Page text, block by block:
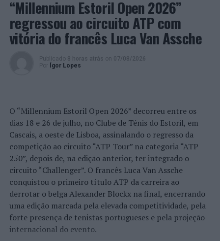
principal inovação, graças a uma combinação dos
fosfatos de cálcio e do processo de manufatura”, realça a
cientista do CMEMS, que está a preparar um pedido de
patente e espera que a sua tecnologia venha a
Nascida em Fafe há 31 anos, Helena Pereira é licenciada
e está a ser orientada no doutoramento pelos
professores Filipe Samuel Silva, da UMinho, e Georgina
Miranda, da Universidade de Aveiro. Fez, ainda, parte da
equipa vencedora do concurso de ideias de negócio
SpinUM 2019, com a tecnologia “beWOODful” que trata
e impregna cor na madeira, e obteve agora o 3º prémio
do concurso de vídeos científicos do Grupo Compostela,
com a apresentação “Guided absorption bone
substitutes”.
Foto: UMinho.
“Millennium Estoril Open 2026”
regressou ao circuito ATP com
vitória do francês Luca Van Assche
Publicado 8 horas atrás on 07/08/2026
Por
Ígor Lopes
O “Millennium Estoril Open 2026” decorreu entre os
dias 18 e 26 de julho, no Clube de Ténis do Estoril, em
Cascais, a oeste de Lisboa, assinalando o regresso da
competição ao circuito “ATP Tour” na categoria “ATP
250”, depois de, na edição anterior, ter integrado o
circuito “Challenger”. O francês Luca Van Assche
conquistou o primeiro título ATP da carreira ao
derrotar o belga Alexander Blockx na final, encerrando
uma edição marcada pela elevada competitividade, pela
forte presença de tenistas portugueses e pela projeção
internacional do evento.